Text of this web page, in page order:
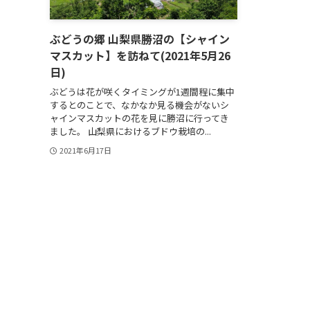
ぶどうの郷 山梨県勝沼の【シャイン
マスカット】を訪ねて(2021年5月26
日)
ぶどうは花が咲くタイミングが1週間程に集中
するとのことで、なかなか見る機会がないシ
ャインマスカットの花を見に勝沼に行ってき
ました。 山梨県におけるブドウ栽培の...
2021年6月17日